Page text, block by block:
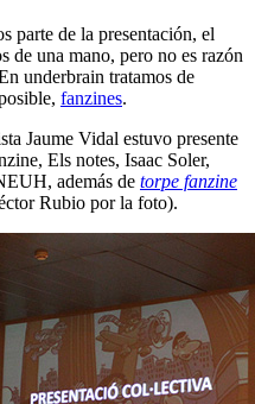
parte de la presentación, el
de una mano, pero no es razón
underbrain tratamos de
fanzines.
Jaume Vidal estuvo presente
Els notes, Isaac Soler,
además de torpe fanzine
Rubio por la foto).